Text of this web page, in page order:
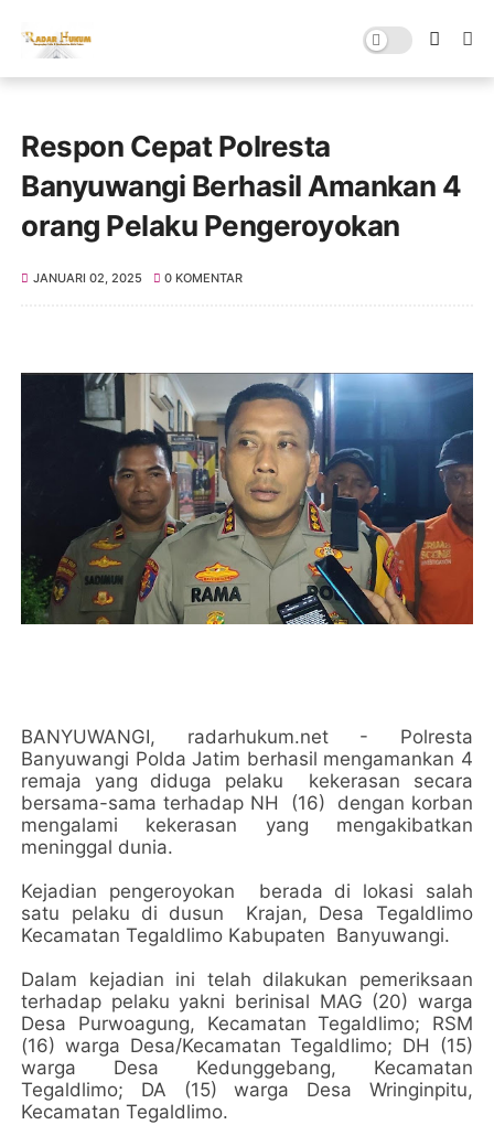
Respon Cepat Polresta
Banyuwangi Berhasil Amankan 4
orang Pelaku Pengeroyokan
JANUARI 02, 2025 0 KOMENTAR
BANYUWANGI, radarhukum.net - Polresta
Banyuwangi Polda Jatim berhasil mengamankan 4
remaja yang diduga pelaku kekerasan secara
bersama-sama terhadap NH (16) dengan korban
mengalami kekerasan yang mengakibatkan
meninggal dunia.
Kejadian pengeroyokan berada di lokasi salah
satu pelaku di dusun Krajan, Desa Tegaldlimo
Kecamatan Tegaldlimo Kabupaten Banyuwangi.
Dalam kejadian ini telah dilakukan pemeriksaan
terhadap pelaku yakni berinisal MAG (20) warga
Desa Purwoagung, Kecamatan Tegaldlimo; RSM
(16) warga Desa/Kecamatan Tegaldlimo; DH (15)
warga Desa Kedunggebang, Kecamatan
Tegaldlimo; DA (15) warga Desa Wringinpitu,
Kecamatan Tegaldlimo.